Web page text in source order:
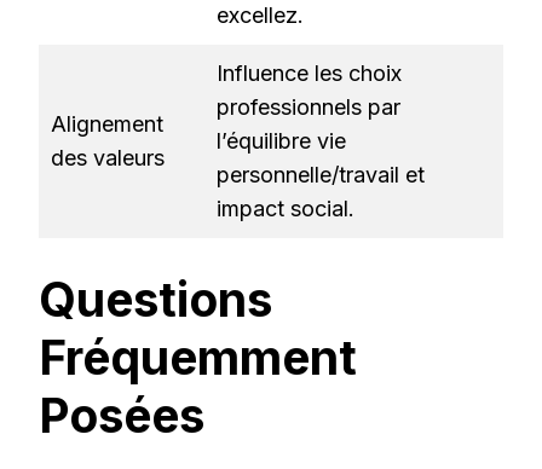
excellez.
Alignement
des valeurs
Influence les choix
professionnels par
l’équilibre vie
personnelle/travail et
impact social.
Questions
Fréquemment
Posées